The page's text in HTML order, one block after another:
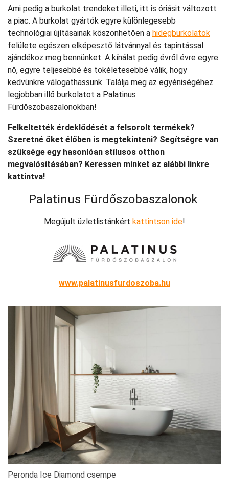
Ami pedig a burkolat trendeket illeti, itt is óriásit változott
a piac. A burkolat gyártók egyre különlegesebb
technológiai újításainak köszönhetően a hidegburkolatok
felülete egészen elképesztő látvánnyal és tapintással
ajándékoz meg bennünket. A kínálat pedig évről évre egyre
nő, egyre teljesebbé és tökéletesebbé válik, hogy
kedvünkre válogathassunk. Találja meg az egyéniségéhez
legjobban illő burkolatot a Palatinus
Fürdőszobaszalonokban!
Felkeltették érdeklődését a felsorolt termékek?
Szeretné őket élőben is megtekinteni? Segítségre van
szüksége egy hasonlóan stílusos otthon
megvalósításában? Keressen minket az alábbi linkre
kattintva!
Palatinus Fürdőszobaszalonok
Megújult üzletlistánkért kattintson ide!
www.palatinusfurdoszoba.hu
Peronda Ice Diamond csempe